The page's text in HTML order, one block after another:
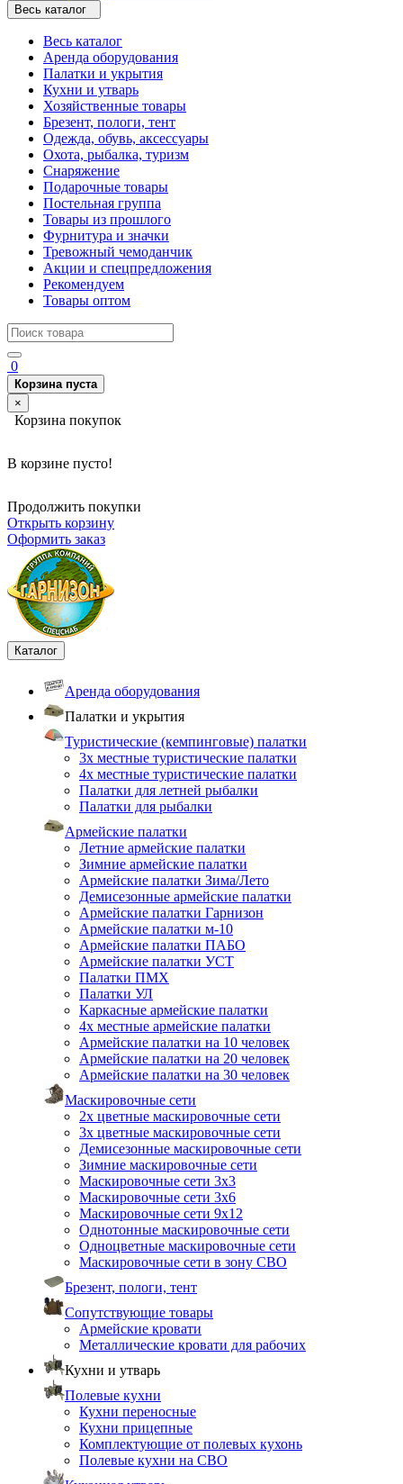
Весь каталог
Весь каталог
Аренда оборудования
Палатки и укрытия
Кухни и утварь
Хозяйственные товары
Брезент, пологи, тент
Одежда, обувь, аксессуары
Охота, рыбалка, туризм
Снаряжение
Подарочные товары
Постельная группа
Товары из прошлого
Фурнитура и значки
Тревожный чемоданчик
Акции и спецпредложения
Рекомендуем
Товары оптом
0
Корзина пуста
×
Корзина покупок
В корзине пусто!
Продолжить покупки
Открыть корзину
Оформить заказ
Каталог
Аренда оборудования
Палатки и укрытия
Туристические (кемпинговые) палатки
3х местные туристические палатки
4х местные туристические палатки
Палатки для летней рыбалки
Палатки для рыбалки
Армейские палатки
Летние армейские палатки
Зимние армейские палатки
Армейские палатки Зима/Лето
Демисезонные армейские палатки
Армейские палатки Гарнизон
Армейские палатки м-10
Армейские палатки ПАБО
Армейские палатки УСТ
Палатки ПМХ
Палатки УЛ
Каркасные армейские палатки
4х местные армейские палатки
Армейские палатки на 10 человек
Армейские палатки на 20 человек
Армейские палатки на 30 человек
Маскировочные сети
2х цветные маскировочные сети
3х цветные маскировочные сети
Демисезонные маскировочные сети
Зимние маскировочные сети
Маскировочные сети 3х3
Маскировочные сети 3х6
Маскировочные сети 9х12
Однотонные маскировочные сети
Одноцветные маскировочные сети
Маскировочные сети в зону СВО
Брезент, пологи, тент
Сопутствующие товары
Армейские кровати
Металлические кровати для рабочих
Кухни и утварь
Полевые кухни
Кухни переносные
Кухни прицепные
Комплектующие от полевых кухонь
Полевые кухни на СВО